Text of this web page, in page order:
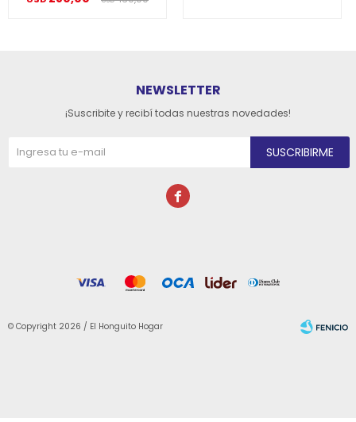
NEWSLETTER
¡Suscribite y recibí todas nuestras novedades!
SUSCRIBIRME

© Copyright 2026 / El Honguito Hogar